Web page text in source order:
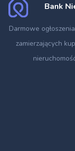
Bank
Darmowe
zamierzających